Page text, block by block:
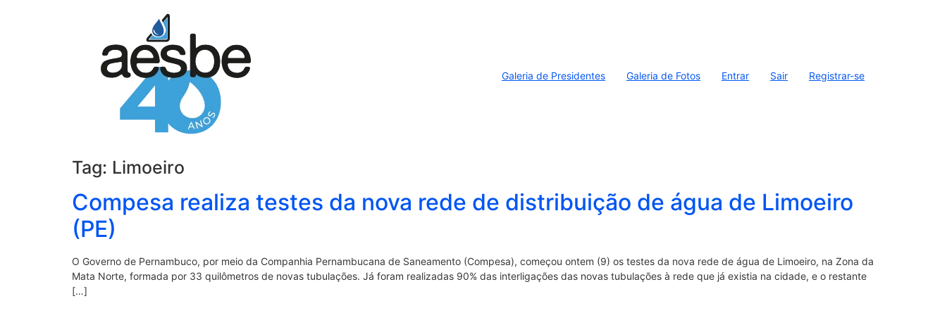
Galeria de Presidentes Galeria de Fotos Entrar Sair Registrar-se
Tag: Limoeiro
Compesa realiza testes da nova rede de distribuição de água de Limoeiro
(PE)
O Governo de Pernambuco, por meio da Companhia Pernambucana de Saneamento (Compesa), começou ontem (9) os testes da nova rede de água de Limoeiro, na Zona da
Mata Norte, formada por 33 quilômetros de novas tubulações. Já foram realizadas 90% das interligações das novas tubulações à rede que já existia na cidade, e o restante
[…]